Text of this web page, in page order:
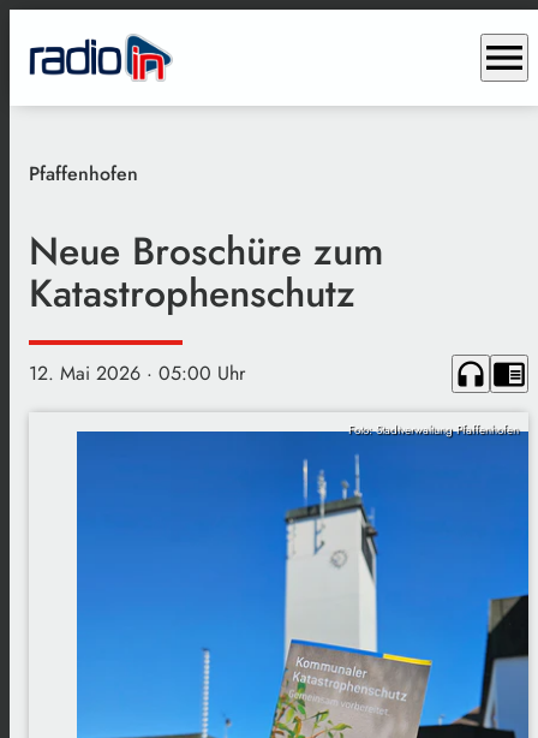
menu
Pfaffenhofen
Neue Broschüre zum
Katastrophenschutz
12. Mai 2026 · 05:00 Uhr headphones chrome_reader_mode
Foto: Stadtverwaltung Pfaffenhofen